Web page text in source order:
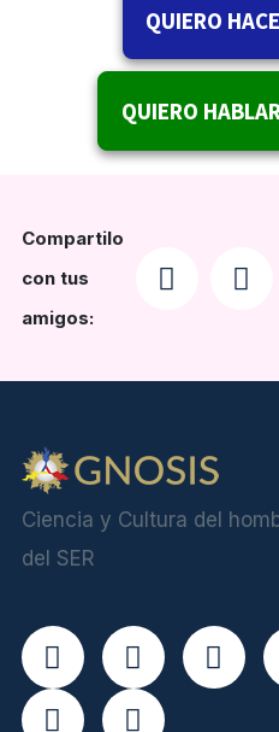
QUIERO
QUIERO
Compartilo
con tus
amigos:
Ciencia y Cultura del
del SER